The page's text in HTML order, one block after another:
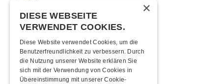
2012
2011
2010
2009
2008
2007
2006
2005
×
DIESE WEBSEITE
VERWENDET COOKIES.
Diese Website verwendet Cookies, um die
Benutzerfreundlichkeit zu verbessern. Durch
die Nutzung unserer Website erklären Sie
sich mit der Verwendung von Cookies in
Übereinstimmung mit unserer Cookie-